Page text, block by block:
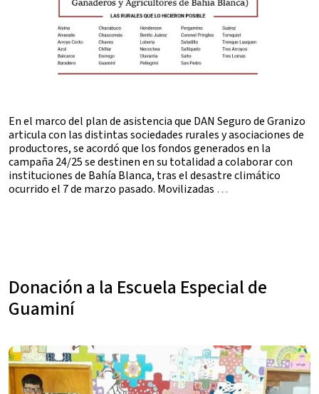
En el marco del plan de asistencia que DAN Seguro de Granizo
articula con las distintas sociedades rurales y asociaciones de
productores, se acordó que los fondos generados en la
campaña 24/25 se destinen en su totalidad a colaborar con
instituciones de Bahía Blanca, tras el desastre climático
ocurrido el 7 de marzo pasado. Movilizadas …
Donación a la Escuela Especial de
Guaminí